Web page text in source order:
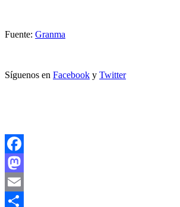
Fuente: Granma
Síguenos en Facebook y Twitter
Facebook
Mastodon
Email